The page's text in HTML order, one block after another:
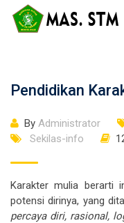
Pendidikan
By Administrator
Sekilas-info
Karakter mulia berarti
potensi dirinya, yang
percaya diri, rasional,